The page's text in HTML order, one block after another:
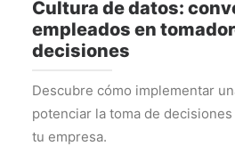
Cultura de datos:
empleados en
decisiones
Descubre cómo implementar
potenciar la toma de
tu empresa.